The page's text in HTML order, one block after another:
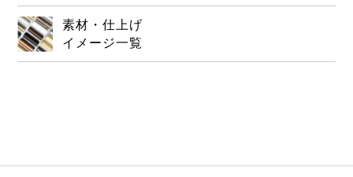
素材・仕上げ
イメージ一覧